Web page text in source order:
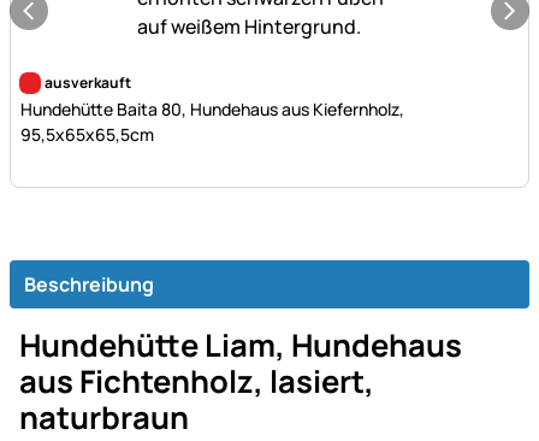
Noch keine Bewertungen abgegeben
ausverkauft
Hundehütte Baita 80, Hundehaus aus Kiefernholz,
95,5x65x65,5cm
Beschreibung
Hundehütte Liam, Hundehaus
aus Fichtenholz, lasiert,
naturbraun